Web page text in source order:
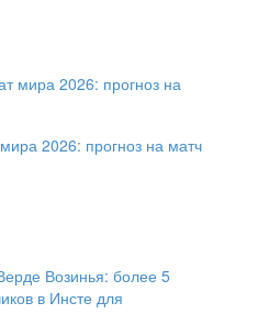
2026: прогноз на матч